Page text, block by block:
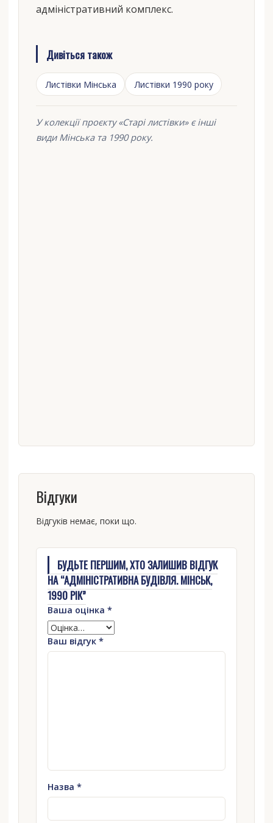
адміністративний комплекс.
Дивіться також
Листівки Мінська Листівки 1990 року
У колекції проєкту «Старі листівки» є інші
види Мінська та 1990 року.
Відгуки
Відгуків немає, поки що.
БУДЬТЕ ПЕРШИМ, ХТО ЗАЛИШИВ ВІДГУК
НА “АДМІНІСТРАТИВНА БУДІВЛЯ. МІНСЬК,
1990 РІК”
Ваша оцінка *
Ваш відгук *
Назва *